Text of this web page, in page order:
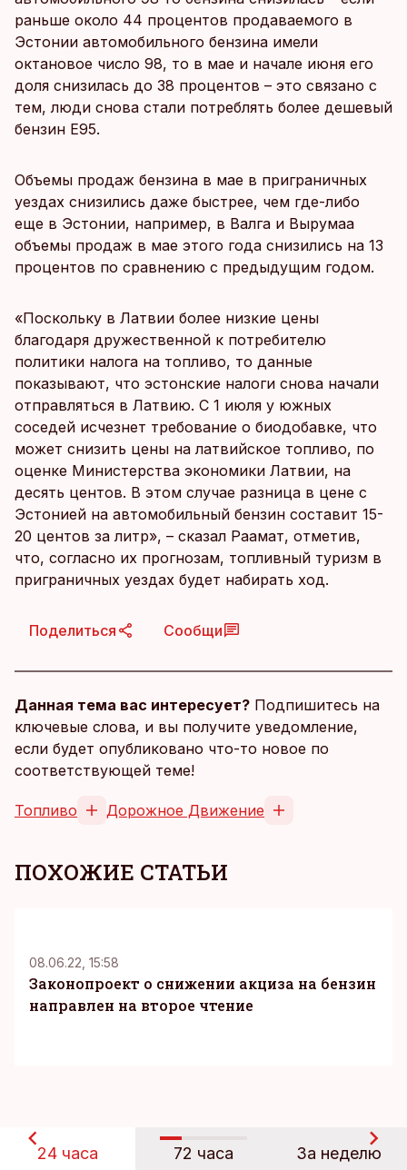
раньше около 44 процентов продаваемого в
Эстонии автомобильного бензина имели
октановое число 98, то в мае и начале июня его
доля снизилась до 38 процентов – это связано с
тем, люди снова стали потреблять более дешевый
бензин Е95.
Объемы продаж бензина в мае в приграничных
уездах снизились даже быстрее, чем где-либо
еще в Эстонии, например, в Валга и Вырумаа
объемы продаж в мае этого года снизились на 13
процентов по сравнению с предыдущим годом.
«Поскольку в Латвии более низкие цены
благодаря дружественной к потребителю
политики налога на топливо, то данные
показывают, что эстонские налоги снова начали
отправляться в Латвию. С 1 июля у южных
соседей исчезнет требование о биодобавке, что
может снизить цены на латвийское топливо, по
оценке Министерства экономики Латвии, на
десять центов. В этом случае разница в цене с
Эстонией на автомобильный бензин составит 15-
20 центов за литр», – сказал Раамат, отметив,
что, согласно их прогнозам, топливный туризм в
приграничных уездах будет набирать ход.
Поделиться Сообщи
Данная тема вас интересует? Подпишитесь на
ключевые слова, и вы получите уведомление,
если будет опубликовано что-то новое по
соответствующей теме!
Топливо Дорожное Движение
ПОХОЖИЕ СТАТЬИ
08.06.22, 15:58
Законопроект о снижении акциза на бензин
направлен на второе чтение
24 часа 72 часа За неделю